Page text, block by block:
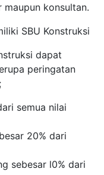
konsultan.
SBU Konstruksi
dapat
peringatan
semua nilai
20% dari
sebesar l0% dari